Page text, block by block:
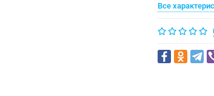
Все